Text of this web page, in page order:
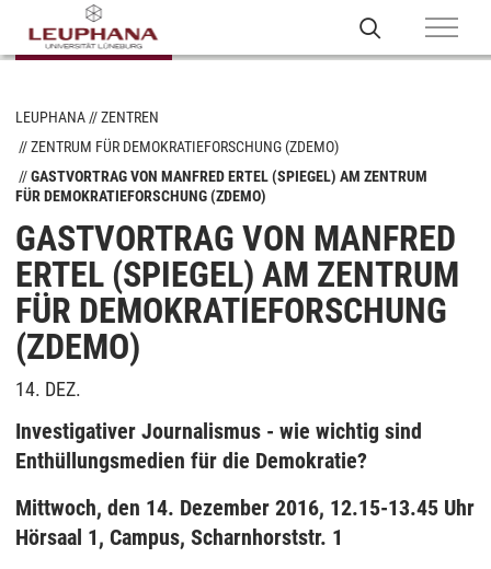
LEUPHANA
ZENTREN
ZENTRUM FÜR DEMOKRATIEFORSCHUNG (ZDEMO)
GASTVORTRAG VON MANFRED ERTEL (SPIEGEL) AM ZENTRUM
FÜR DEMOKRATIEFORSCHUNG (ZDEMO)
GASTVORTRAG VON MANFRED
ERTEL (SPIEGEL) AM ZENTRUM
FÜR DEMOKRATIEFORSCHUNG
(ZDEMO)
14. DEZ.
Investigativer Journalismus - wie wichtig sind
Enthüllungsmedien für die Demokratie?
Mittwoch, den 14. Dezember 2016, 12.15-13.45 Uhr
Hörsaal 1, Campus, Scharnhorststr. 1